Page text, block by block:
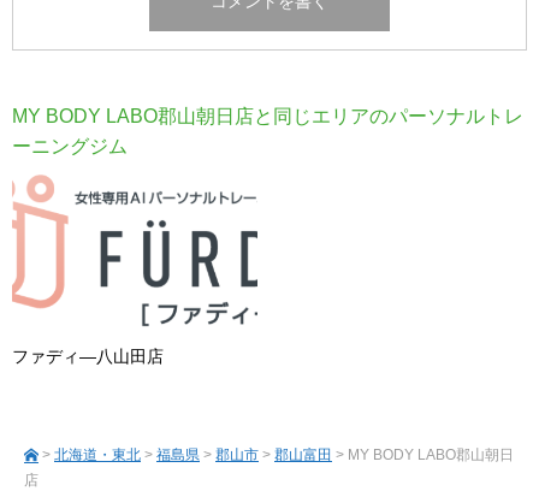
MY BODY LABO郡山朝日店と同じエリアのパーソナルトレ
ーニングジム
ファディ―八山田店
> 北海道・東北 > 福島県 > 郡山市 > 郡山富田 > MY BODY LABO郡山朝日
店